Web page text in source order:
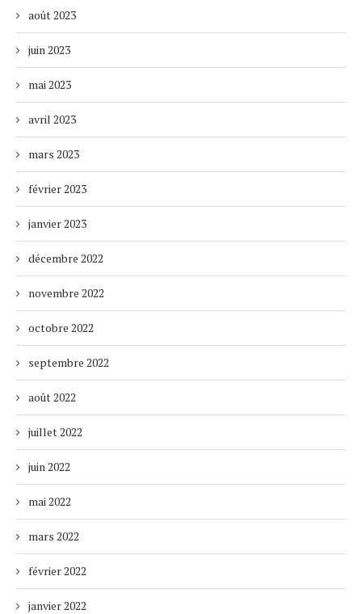
août 2023
juin 2023
mai 2023
avril 2023
mars 2023
février 2023
janvier 2023
décembre 2022
novembre 2022
octobre 2022
septembre 2022
août 2022
juillet 2022
juin 2022
mai 2022
mars 2022
février 2022
janvier 2022